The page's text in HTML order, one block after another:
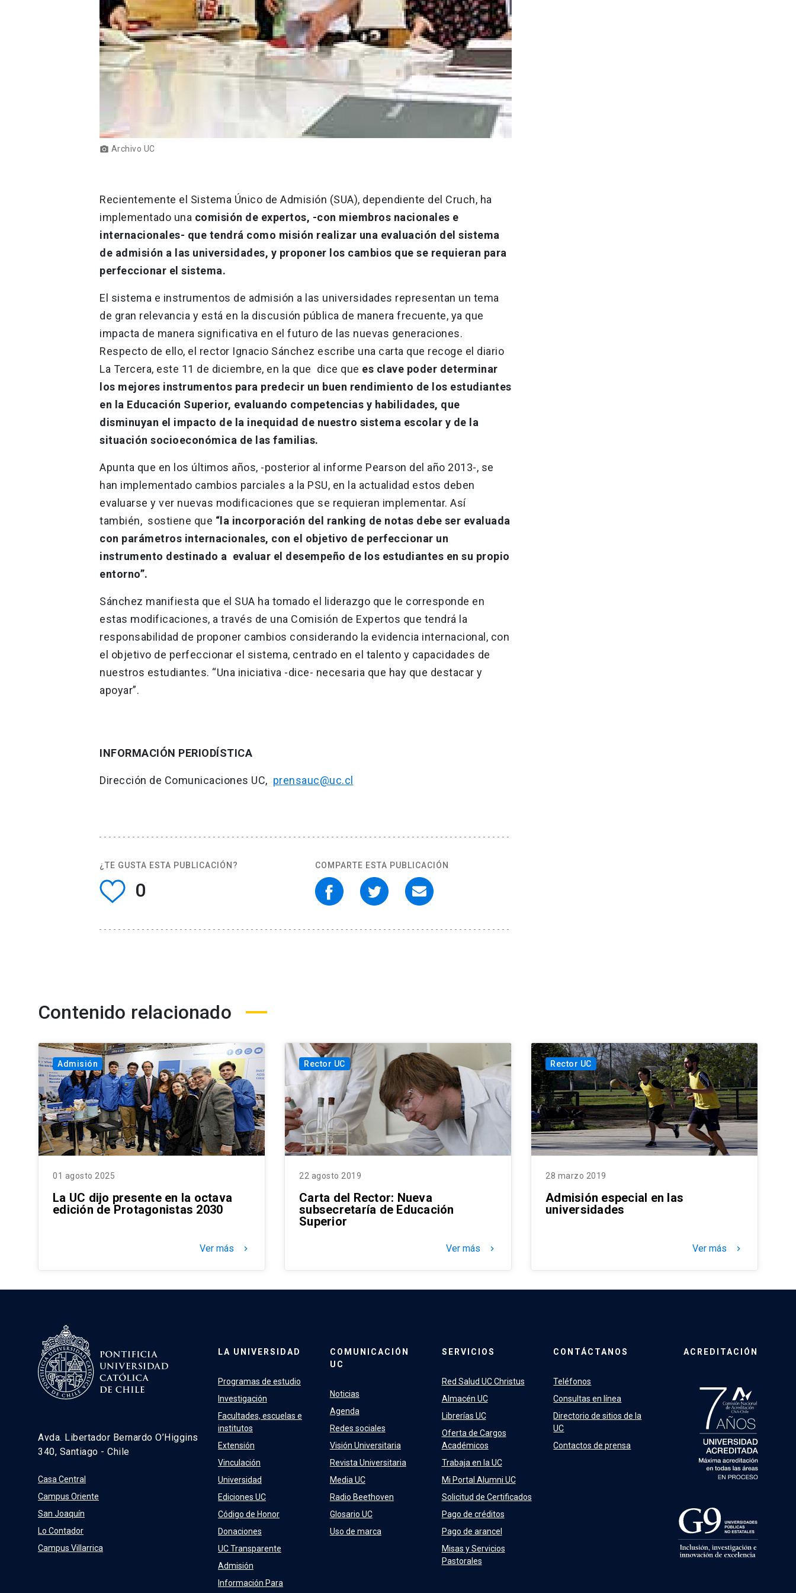
photo_camera Archivo UC
Recientemente el Sistema Único de Admisión (SUA), dependiente del Cruch, ha
implementado una comisión de expertos, -con miembros nacionales e
internacionales- que tendrá como misión realizar una evaluación del sistema
de admisión a las universidades, y proponer los cambios que se requieran para
perfeccionar el sistema.
El sistema e instrumentos de admisión a las universidades representan un tema
de gran relevancia y está en la discusión pública de manera frecuente, ya que
impacta de manera significativa en el futuro de las nuevas generaciones.
Respecto de ello, el rector Ignacio Sánchez escribe una carta que recoge el diario
La Tercera, este 11 de diciembre, en la que dice que es clave poder determinar
los mejores instrumentos para predecir un buen rendimiento de los estudiantes
en la Educación Superior, evaluando competencias y habilidades, que
disminuyan el impacto de la inequidad de nuestro sistema escolar y de la
situación socioeconómica de las familias.
Apunta que en los últimos años, -posterior al informe Pearson del año 2013-, se
han implementado cambios parciales a la PSU, en la actualidad estos deben
evaluarse y ver nuevas modificaciones que se requieran implementar. Así
también, sostiene que “la incorporación del ranking de notas debe ser evaluada
con parámetros internacionales, con el objetivo de perfeccionar un
instrumento destinado a evaluar el desempeño de los estudiantes en su propio
entorno”.
Sánchez manifiesta que el SUA ha tomado el liderazgo que le corresponde en
estas modificaciones, a través de una Comisión de Expertos que tendrá la
responsabilidad de proponer cambios considerando la evidencia internacional, con
el objetivo de perfeccionar el sistema, centrado en el talento y capacidades de
nuestros estudiantes. “Una iniciativa -dice- necesaria que hay que destacar y
apoyar”.
INFORMACIÓN PERIODÍSTICA
Dirección de Comunicaciones UC, prensauc@uc.cl
¿TE GUSTA ESTA PUBLICACIÓN?
0
COMPARTE ESTA PUBLICACIÓN
Contenido relacionado
Admisión
01 agosto 2025
La UC dijo presente en la octava
edición de Protagonistas 2030
Ver más keyboard_arrow_right
Rector UC
22 agosto 2019
Carta del Rector: Nueva
subsecretaría de Educación
Superior
Ver más keyboard_arrow_right
Rector UC
28 marzo 2019
Admisión especial en las
universidades
Ver más keyboard_arrow_right
Avda. Libertador Bernardo O’Higgins
340, Santiago - Chile
Casa Central
Campus Oriente
San Joaquín
Lo Contador
Campus Villarrica
LA UNIVERSIDAD
Programas de estudio
Investigación
Facultades, escuelas e
institutos
Extensión
Vinculación
Universidad
Ediciones UC
Código de Honor
Donaciones
UC Transparente
Admisión
Información Para
COMUNICACIÓN
UC
Noticias
Agenda
Redes sociales
Visión Universitaria
Revista Universitaria
Media UC
Radio Beethoven
Glosario UC
Uso de marca
SERVICIOS
Red Salud UC Christus
Almacén UC
Librerías UC
Oferta de Cargos
Académicos
Trabaja en la UC
Mi Portal Alumni UC
Solicitud de Certificados
Pago de créditos
Pago de arancel
Misas y Servicios
Pastorales
CONTÁCTANOS
Teléfonos
Consultas en línea
Directorio de sitios de la
UC
Contactos de prensa
ACREDITACIÓN